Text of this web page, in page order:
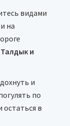
видами
на
Талдык и
и
по
остаться в